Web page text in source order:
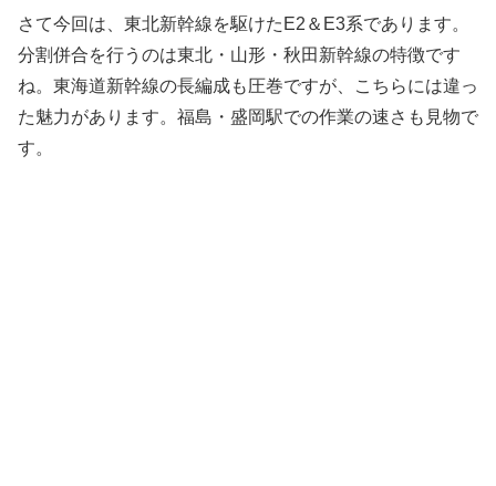
さて今回は、東北新幹線を駆けたE2＆E3系であります。
分割併合を行うのは東北・山形・秋田新幹線の特徴です
ね。東海道新幹線の長編成も圧巻ですが、こちらには違っ
た魅力があります。福島・盛岡駅での作業の速さも見物で
す。